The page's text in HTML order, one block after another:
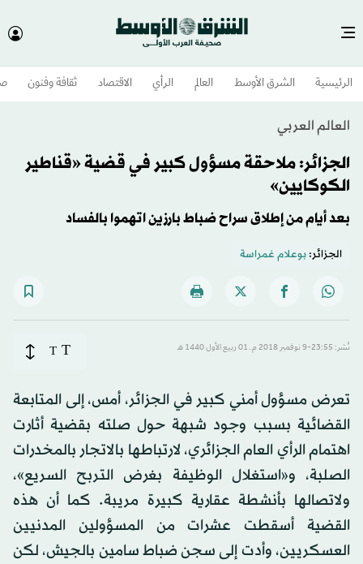
الرئيسية الشرق الأوسط​ العالم الرأي الاقتصاد ثقافة وفنون
العالم العربي
الجزائر: ملاحقة مسؤول كبير في قضية «قناطير
الكوكايين»
بعد أيام من إطلاق سراح ضباط بارزين اتهموا بالفساد
الجزائر:بوعلام غمراسة
نُشر: 23:55-9 نوفمبر 2018 م ـ 01 ربيع الأول 1440 هـ T
T
تعرض مسؤول أمني كبير في الجزائر، أمس، إلى المتابعة
القضائية بسبب وجود شبهة حول صلته بقضية أثارت
اهتمام الرأي العام الجزائري، لارتباطها بالاتجار بالمخدرات
الصلبة، و«استغلال الوظيفة بغرض التربح السريع»،
ولاتصالها بأنشطة عقارية كبيرة مريبة. كما أن هذه
القضية أسقطت عشرات من المسؤولين المدنيين
العسكريين، وأدت إلى سجن ضباط سامين بالجيش، لكن